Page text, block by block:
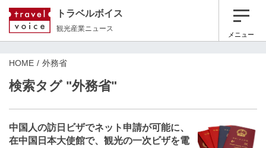
トラベルボイス
観光産業ニュース
メニュー
HOME 外務省
検索タグ "外務省"
中国人の訪日ビザでネット申請が可能に、
在中国日本大使館で、観光の一次ビザを電